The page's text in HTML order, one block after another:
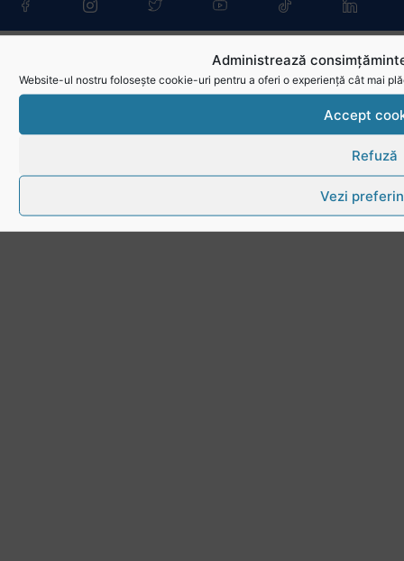
Administrează
Website-ul nostru folosește cookie-uri pentru a oferi o experiență cât mai
Accept
Refuză
Vezi